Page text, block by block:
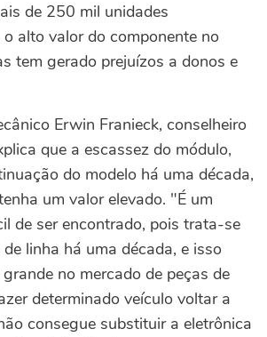
de 250 mil unidades
alto valor do componente no
tem gerado prejuízos a donos e
Erwin Franieck, conselheiro
que a escassez do módulo,
do modelo há uma década,
um valor elevado. "É um
de ser encontrado, pois trata-se
linha há uma década, e isso
no mercado de peças de
determinado veículo voltar a
consegue substituir a eletrônica